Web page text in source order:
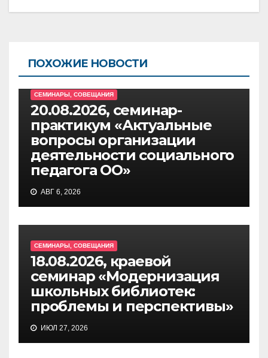
ПОХОЖИЕ НОВОСТИ
СЕМИНАРЫ, СОВЕЩАНИЯ
20.08.2026, семинар-
практикум «Актуальные
вопросы организации
деятельности социального
педагога ОО»
АВГ 6, 2026
СЕМИНАРЫ, СОВЕЩАНИЯ
18.08.2026, краевой
семинар «Модернизация
школьных библиотек:
проблемы и перспективы»
ИЮЛ 27, 2026